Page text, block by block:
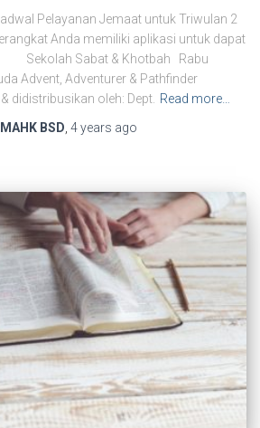
Pelayanan Jemaat untuk Triwulan 2
Anda memiliki aplikasi untuk dapat
Sekolah Sabat & Khotbah Rabu
Advent, Adventurer & Pathfinder
didistribusikan oleh: Dept. Read more…
BSD 4 years ago